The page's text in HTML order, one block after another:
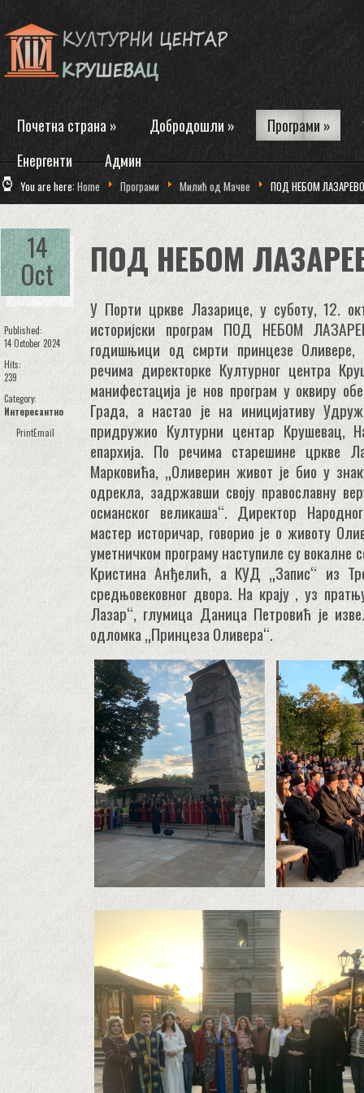
Почетна страна » Добродошли » Програми »
Енергенти
Админ
You are here:Home Програми Милић од Мачве ПОД НЕБОМ
14
Oct
Published:
14 October 2024
Hits:
239
Category:
Интересантно
PrintEmail
ПОД НЕБОМ
У Порти цркве Лазарице, у суботу, 12.
историјски програм ПОД НЕБОМ
годишњици од смрти принцезе Оливере,
речима директорке Културног центра
манифестација је нов програм у оквиру
Града, а настао је на иницијативу
придружио Културни центар Крушевац,
епархија. По речима старешине цркве
Марковића, „Оливерин живот је био у
одрекла, задржавши своју православну
османског великаша“. Директор
мастер историчар, говорио је о животу
уметничком програму наступиле су
Кристина Анђелић, а КУД „Запис“ из
средњовековног двора. На крају , уз
Лазар“, глумица Даница Петровић је
одломка „Принцеза Оливера“.